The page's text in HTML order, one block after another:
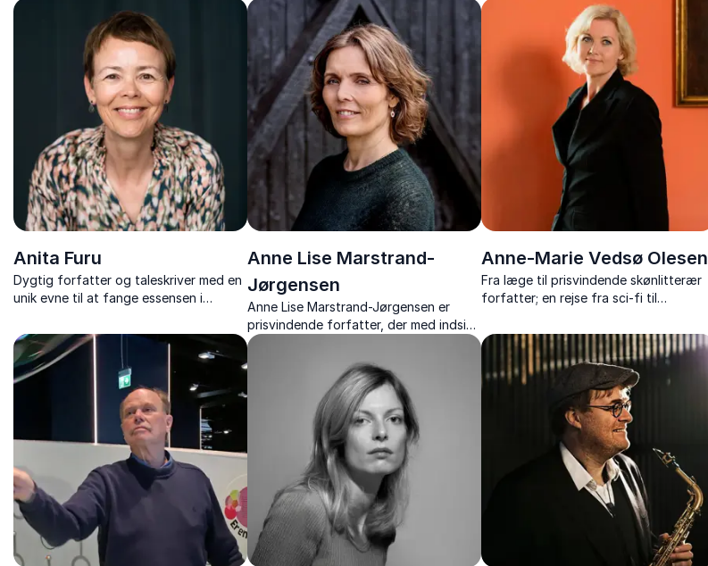
Anita Furu
Dygtig forfatter og taleskriver med en
unik evne til at fange essensen i
Anne Lise Marstrand-
Jørgensen
Anne Lise Marstrand-Jørgensen er
prisvindende forfatter, der med indsigt
og varme fortæller om litteraturens
kraft, historiske kvinder og livets store
Anne-Marie Vedsø Olesen
Fra læge til prisvindende skønlitterær
forfatter; en rejse fra sci-fi til